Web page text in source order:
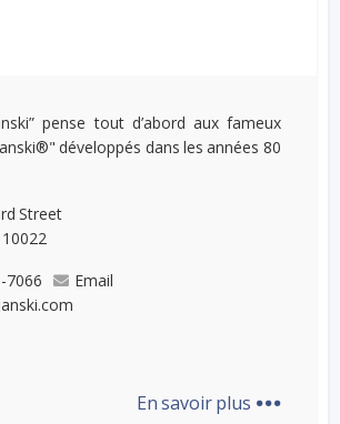
pense tout d’abord aux fameux
développés dans les années 80
Street
7066
Email
En savoir plus ...